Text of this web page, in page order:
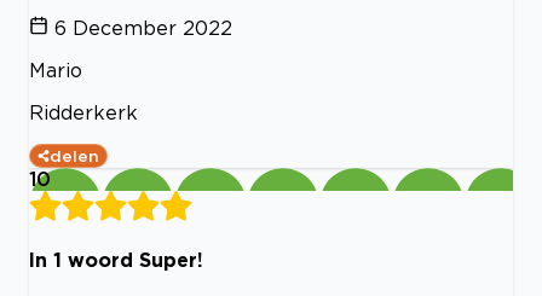
6 December 2022
Mario
Ridderkerk
delen
10
In 1 woord Super!